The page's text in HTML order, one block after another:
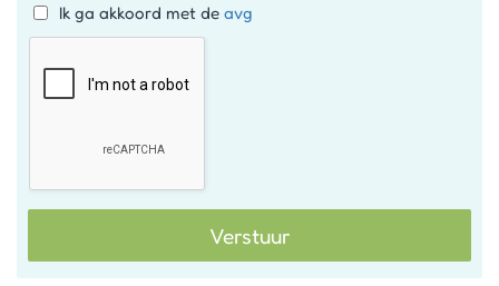
Ik ga akkoord met de avg
Verstuur